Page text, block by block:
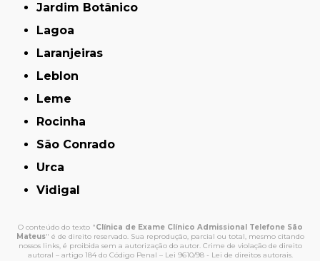
Jardim Botânico
Lagoa
Laranjeiras
Leblon
Leme
Rocinha
São Conrado
Urca
Vidigal
O conteúdo do texto "Clínica de Exame Clínico Admissional Telefone São
Mateus" é de direito reservado. Sua reprodução, parcial ou total, mesmo citando
nossos links, é proibida sem a autorização do autor. Crime de violação de direito
autoral – artigo 184 do Código Penal – Lei 9610/98 - Lei de direitos autorais.